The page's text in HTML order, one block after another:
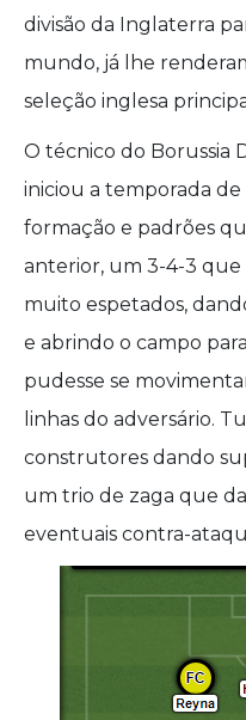
divisão da Inglaterra
mundo, já lhe
seleção inglesa
O técnico do Borussia
iniciou a temporada
formação e padrões
anterior, um 3-4-3 que
muito espetados,
e abrindo o campo
pudesse se
linhas do adversário.
construtores dando
um trio de zaga que
eventuais contra-